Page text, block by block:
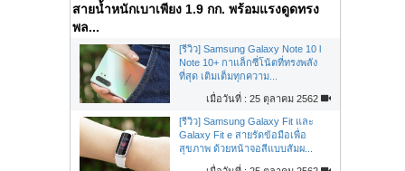
สายน้ำหนักเบาเพียง 1.9 กก. พร้อมแรงดูดทรง
พล...
[รีวิว] Samsung Galaxy Note 10 l
Note 10+ กาแล็กซี่โน้ตที่ทรงพลัง
ที่สุด เติมเต็มทุกความ...
เมื่อวันที่ : 25 ตุลาคม 2562
[รีวิว] Samsung Galaxy Fit และ
Galaxy Fit e สายรัดข้อมือเพื่อ
สุขภาพ ด้วยหน้าจอสีแบบสัมผ...